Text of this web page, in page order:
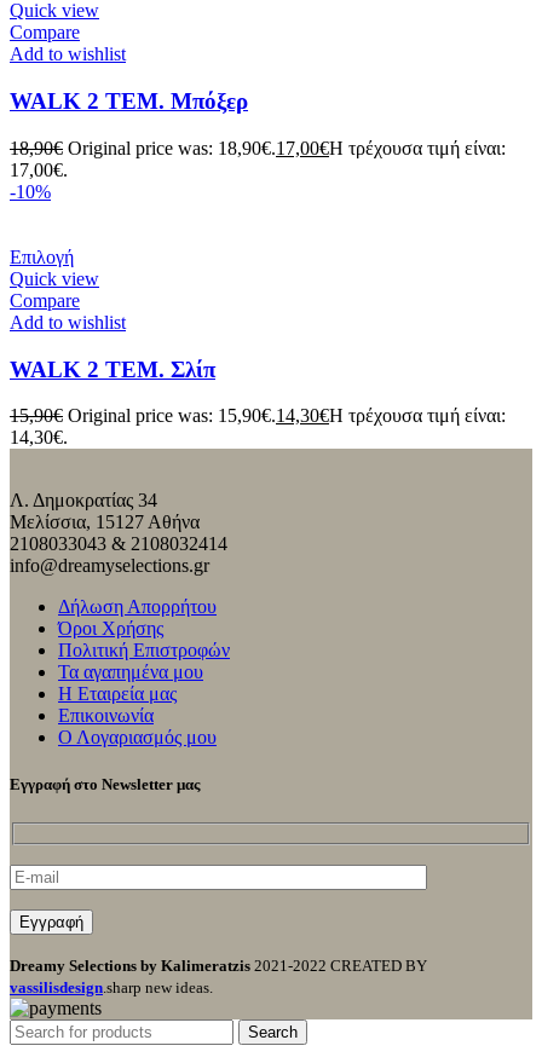
Quick view
Compare
Add to wishlist
WALK 2 ΤΕΜ. Μπόξερ
18,90€ Original price was: 18,90€.17,00€Η τρέχουσα τιμή είναι:
17,00€.
-10%
Επιλογή
Quick view
Compare
Add to wishlist
WALK 2 ΤΕΜ. Σλίπ
15,90€ Original price was: 15,90€.14,30€Η τρέχουσα τιμή είναι:
14,30€.
Λ. Δημοκρατίας 34
Μελίσσια, 15127 Αθήνα
2108033043 & 2108032414
info@dreamyselections.gr
Δήλωση Απορρήτου
Όροι Χρήσης
Πολιτική Επιστροφών
Τα αγαπημένα μου
Η Εταιρεία μας
Επικοινωνία
Ο Λογαριασμός μου
Εγγραφή στο Newsletter μας
Dreamy Selections by Kalimeratzis 2021-2022 CREATED BY
vassilisdesign.sharp new ideas.
Search